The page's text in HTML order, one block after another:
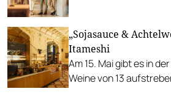
„Sojasauce &
Itameshi
Am 15. Mai gibt es in
Weine von 13